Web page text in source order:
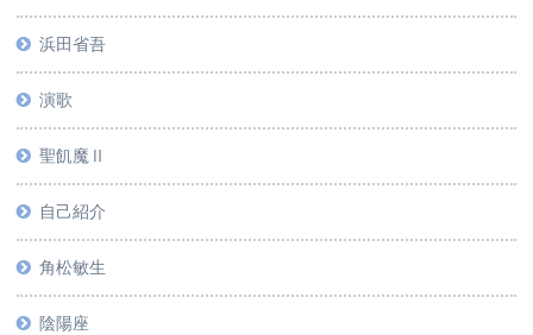
浜田省吾
演歌
聖飢魔Ⅱ
自己紹介
角松敏生
陰陽座